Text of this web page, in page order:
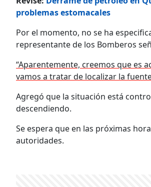
problemas estomacales
Por el momento, no se ha
representante de los Bomberos
“Aparentemente, creemos que es
vamos a tratar de localizar la
Agregó que la situación está
descendiendo.
Se espera que en las próximas
autoridades.